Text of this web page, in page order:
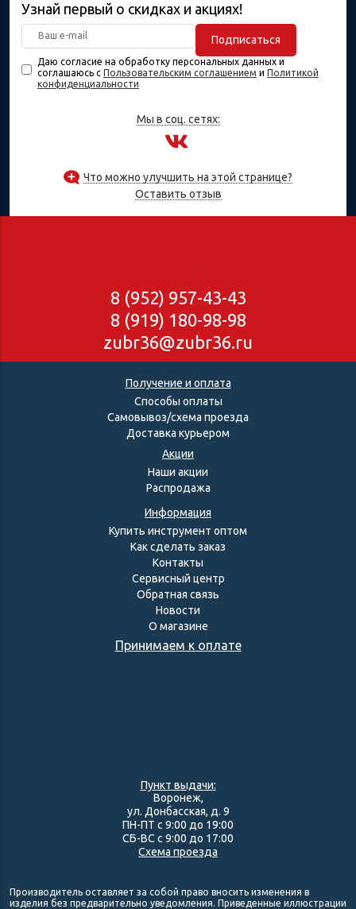
Узнай первый о скидках и акциях!
Подписаться
Даю согласие на обработку персональных данных и
соглашаюсь с Пользовательским соглашением и Политикой
конфиденциальности
Мы в соц. сетях:
Что можно улучшить на этой странице?
Оставить отзыв
8 (952) 957-43-43
8 (919) 180-98-98
zubr36@zubr36.ru
Получение и оплата
Способы оплаты
Самовывоз/схема проезда
Доставка курьером
Акции
Наши акции
Распродажа
Информация
Купить инструмент оптом
Как сделать заказ
Контакты
Сервисный центр
Обратная связь
Новости
О магазине
Принимаем к оплате
Пункт выдачи:
Воронеж,
ул. Донбасская, д. 9
ПН-ПТ с 9:00 до 19:00
СБ-ВС с 9:00 до 17:00
Схема проезда
Производитель оставляет за собой право вносить изменения в
изделия без предварительно уведомления. Приведенные иллюстрации